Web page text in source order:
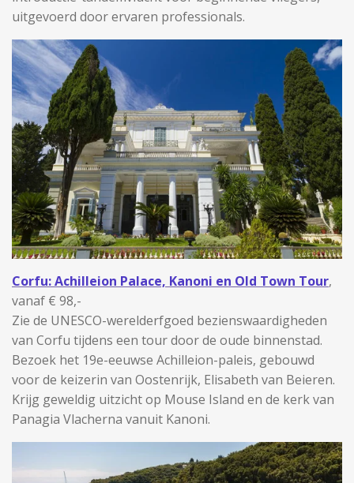
uitgevoerd door ervaren professionals.
Corfu: Achilleion Palace, Kanoni en Old Town Tour,
vanaf € 98,-
Zie de UNESCO-werelderfgoed bezienswaardigheden
van Corfu tijdens een tour door de oude binnenstad.
Bezoek het 19e-eeuwse Achilleion-paleis, gebouwd
voor de keizerin van Oostenrijk, Elisabeth van Beieren.
Krijg geweldig uitzicht op Mouse Island en de kerk van
Panagia Vlacherna vanuit Kanoni.